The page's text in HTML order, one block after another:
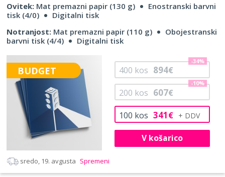
Ovitek: Mat premazni papir (130 g)
Enostranski barvni
tisk (4/0)
Digitalni tisk
Notranjost: Mat premazni papir (110 g)
Obojestranski
barvni tisk (4/4)
Digitalni tisk
BUDGET
100 kos 341€
200 kos 607€
-10%
400 kos 894€
-34%
V košarico
sredo, 19. avgusta Spremeni